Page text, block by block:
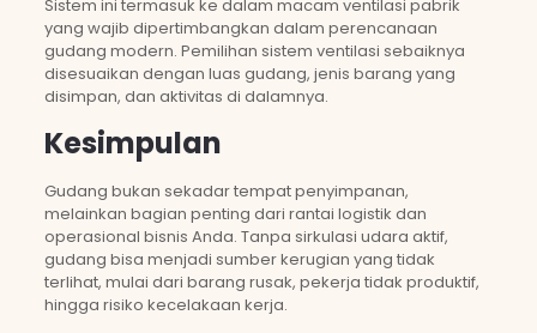
Sistem ini termasuk ke dalam macam ventilasi pabrik
yang wajib dipertimbangkan dalam perencanaan
gudang modern. Pemilihan sistem ventilasi sebaiknya
disesuaikan dengan luas gudang, jenis barang yang
disimpan, dan aktivitas di dalamnya.
Kesimpulan
Gudang bukan sekadar tempat penyimpanan,
melainkan bagian penting dari rantai logistik dan
operasional bisnis Anda. Tanpa sirkulasi udara aktif,
gudang bisa menjadi sumber kerugian yang tidak
terlihat, mulai dari barang rusak, pekerja tidak produktif,
hingga risiko kecelakaan kerja.